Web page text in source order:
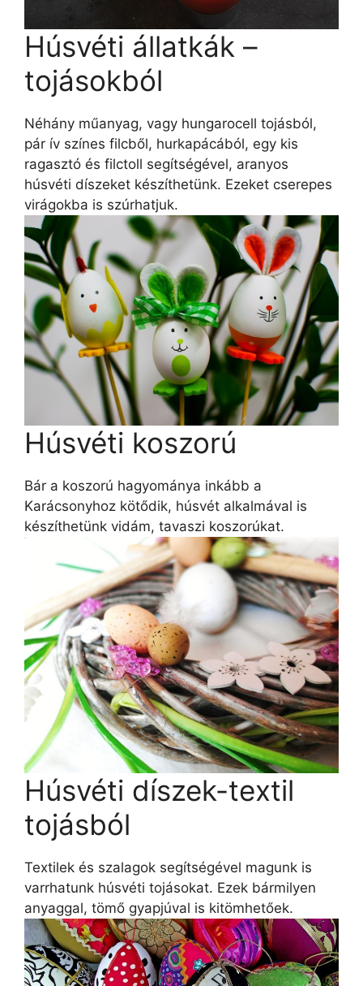
Húsvéti állatkák –
tojásokból
Néhány műanyag, vagy hungarocell tojásból,
pár ív színes filcből, hurkapácából, egy kis
ragasztó és filctoll segítségével, aranyos
húsvéti díszeket készíthetünk. Ezeket cserepes
virágokba is szúrhatjuk.
Húsvéti koszorú
Bár a koszorú hagyománya inkább a
Karácsonyhoz kötődik, húsvét alkalmával is
készíthetünk vidám, tavaszi koszorúkat.
Húsvéti díszek-textil
tojásból
Textilek és szalagok segítségével magunk is
varrhatunk húsvéti tojásokat. Ezek bármilyen
anyaggal, tömő gyapjúval is kitömhetőek.